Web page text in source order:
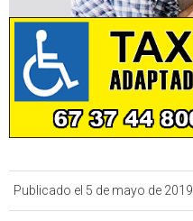
Publicado el 5 de mayo de 2019